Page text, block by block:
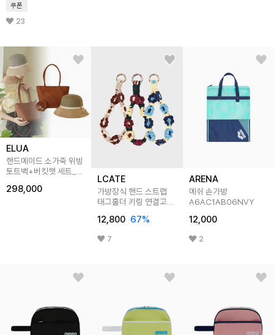
쿠폰
23
ELUA
핸드메이드 소가죽 위빙
토트백+버킷햇 세트_
298,000
LCATE
가방장식 핸드 스트랩
태그홀더 키링 연결고리
12,800 67%
7
ARENA
메쉬 손가방
A6AC1AB06NVY
12,000
2